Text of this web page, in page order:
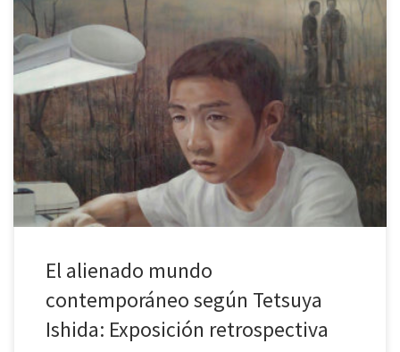
Del 12 de abril al 8 septiembre de 2019 se puede visitar, en el
Palacio de Velázquez del Retiro del Museo Nacional de Arte Reina
Sofía (Madrid), la exposición retrospectiva del japonés Tetsuya
Ishida (Yaizu, Shizuoka, 1973 – Tokio, 2005) «Autorretrato de otro».
Pocas veces he salido tan impactado de […]
El alienado mundo
contemporáneo según Tetsuya
Ishida: Exposición retrospectiva